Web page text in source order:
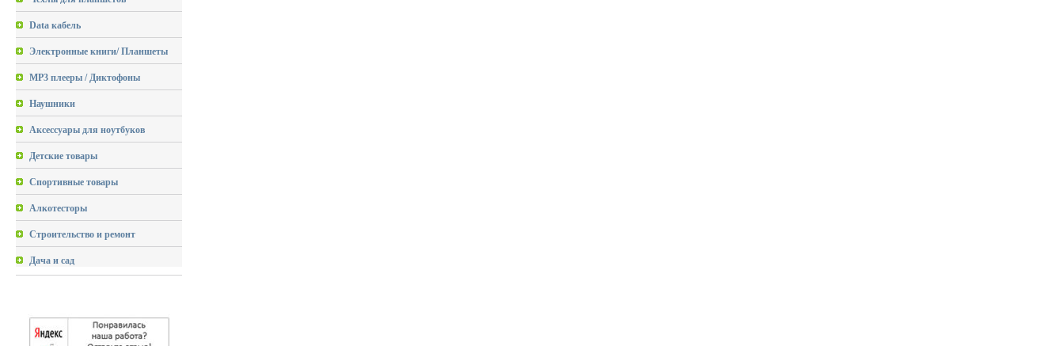
Data кабель
Электронные книги/ Планшеты
MP3 плееры / Диктофоны
Наушники
Аксессуары для ноутбуков
Детские товары
Спортивные товары
Алкотесторы
Строительство и ремонт
Дача и сад